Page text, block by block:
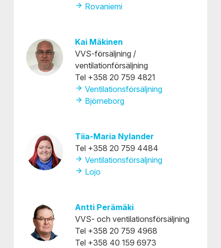
Rovaniemi
Kai Mäkinen
VVS-försäljning /
ventilationförsäljning
Tel +358 20 759 4821
Ventilationsförsäljning
Björneborg
Tiia-Maria Nylander
Tel +358 20 759 4484
Ventilationsförsäljning
Lojo
Antti Perämäki
VVS- och ventilationsförsäljning
Tel +358 20 759 4968
Tel +358 40 159 6973